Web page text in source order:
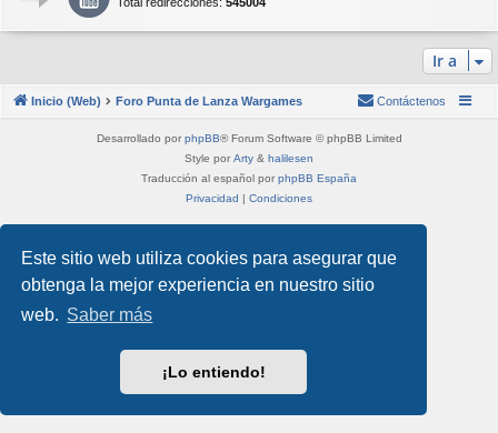
Este sitio web utiliza cookies para asegurar que
obtenga la mejor experiencia en nuestro sitio
web. Saber más
¡Lo entiendo!
Ir a
Inicio (Web) Foro Punta de Lanza Wargames Contáctenos
Desarrollado por phpBB® Forum Software © phpBB Limited
Style por Arty & halilesen
Traducción al español por phpBB España
Privacidad | Condiciones